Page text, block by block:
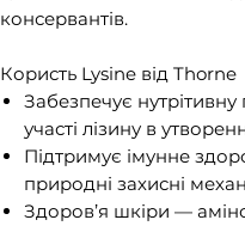
консервантів.
Користь Lysine від Thorne
Забезпечує
участі лізину в
Підтримує імунне
природні захисні
Здоров’я шкіри —